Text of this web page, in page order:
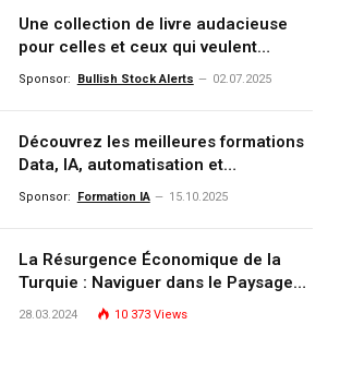
Une collection de livre audacieuse
pour celles et ceux qui veulent
comprendre, investir et dominer le
Sponsor: Bullish Stock Alerts 02.07.2025
Découvrez les meilleures formations
Data, IA, automatisation et
investissement (gestion de
Sponsor: Formation IA 15.10.2025
La Résurgence Économique de la
Turquie : Naviguer dans le Paysage
Post-Crise
28.03.2024 10 373 Views